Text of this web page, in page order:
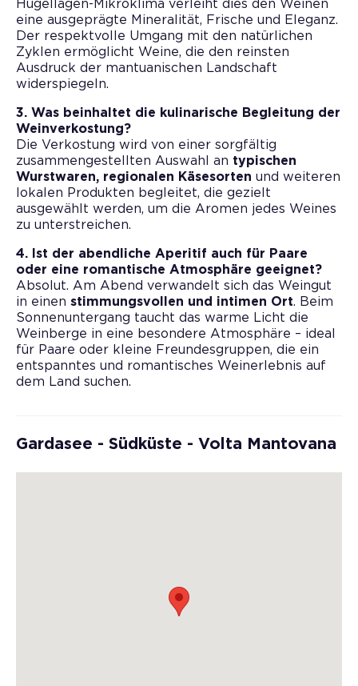
Hügellagen-Mikroklima verleiht dies den Weinen
eine ausgeprägte Mineralität, Frische und Eleganz.
Der respektvolle Umgang mit den natürlichen
Zyklen ermöglicht Weine, die den reinsten
Ausdruck der mantuanischen Landschaft
widerspiegeln.
3. Was beinhaltet die kulinarische Begleitung der
Weinverkostung?
Die Verkostung wird von einer sorgfältig
zusammengestellten Auswahl an typischen
Wurstwaren, regionalen Käsesorten und weiteren
lokalen Produkten begleitet, die gezielt
ausgewählt werden, um die Aromen jedes Weines
zu unterstreichen.
4. Ist der abendliche Aperitif auch für Paare
oder eine romantische Atmosphäre geeignet?
Absolut. Am Abend verwandelt sich das Weingut
in einen stimmungsvollen und intimen Ort. Beim
Sonnenuntergang taucht das warme Licht die
Weinberge in eine besondere Atmosphäre – ideal
für Paare oder kleine Freundesgruppen, die ein
entspanntes und romantisches Weinerlebnis auf
dem Land suchen.
Gardasee - Südküste - Volta Mantovana